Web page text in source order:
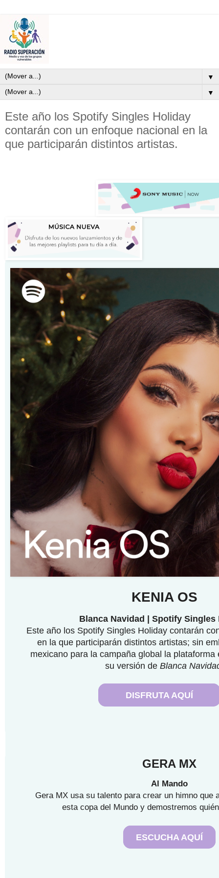
▼
▼
Este año los Spotify Singles Holiday
contarán con un enfoque nacional en la
que participarán distintos artistas.
KENIA OS
Blanca Navidad | Spotify Singles
Este año los Spotify Singles Holiday contarán
en la que participarán distintos artistas; sin
mexicano para la campaña global la plataforma
su versión de Blanca
DISFRUTA AQUÍ
GERA MX
Al Mando
Gera MX usa su talento para crear un himno que
esta copa del Mundo y demostremos
ESCUCHA AQUÍ